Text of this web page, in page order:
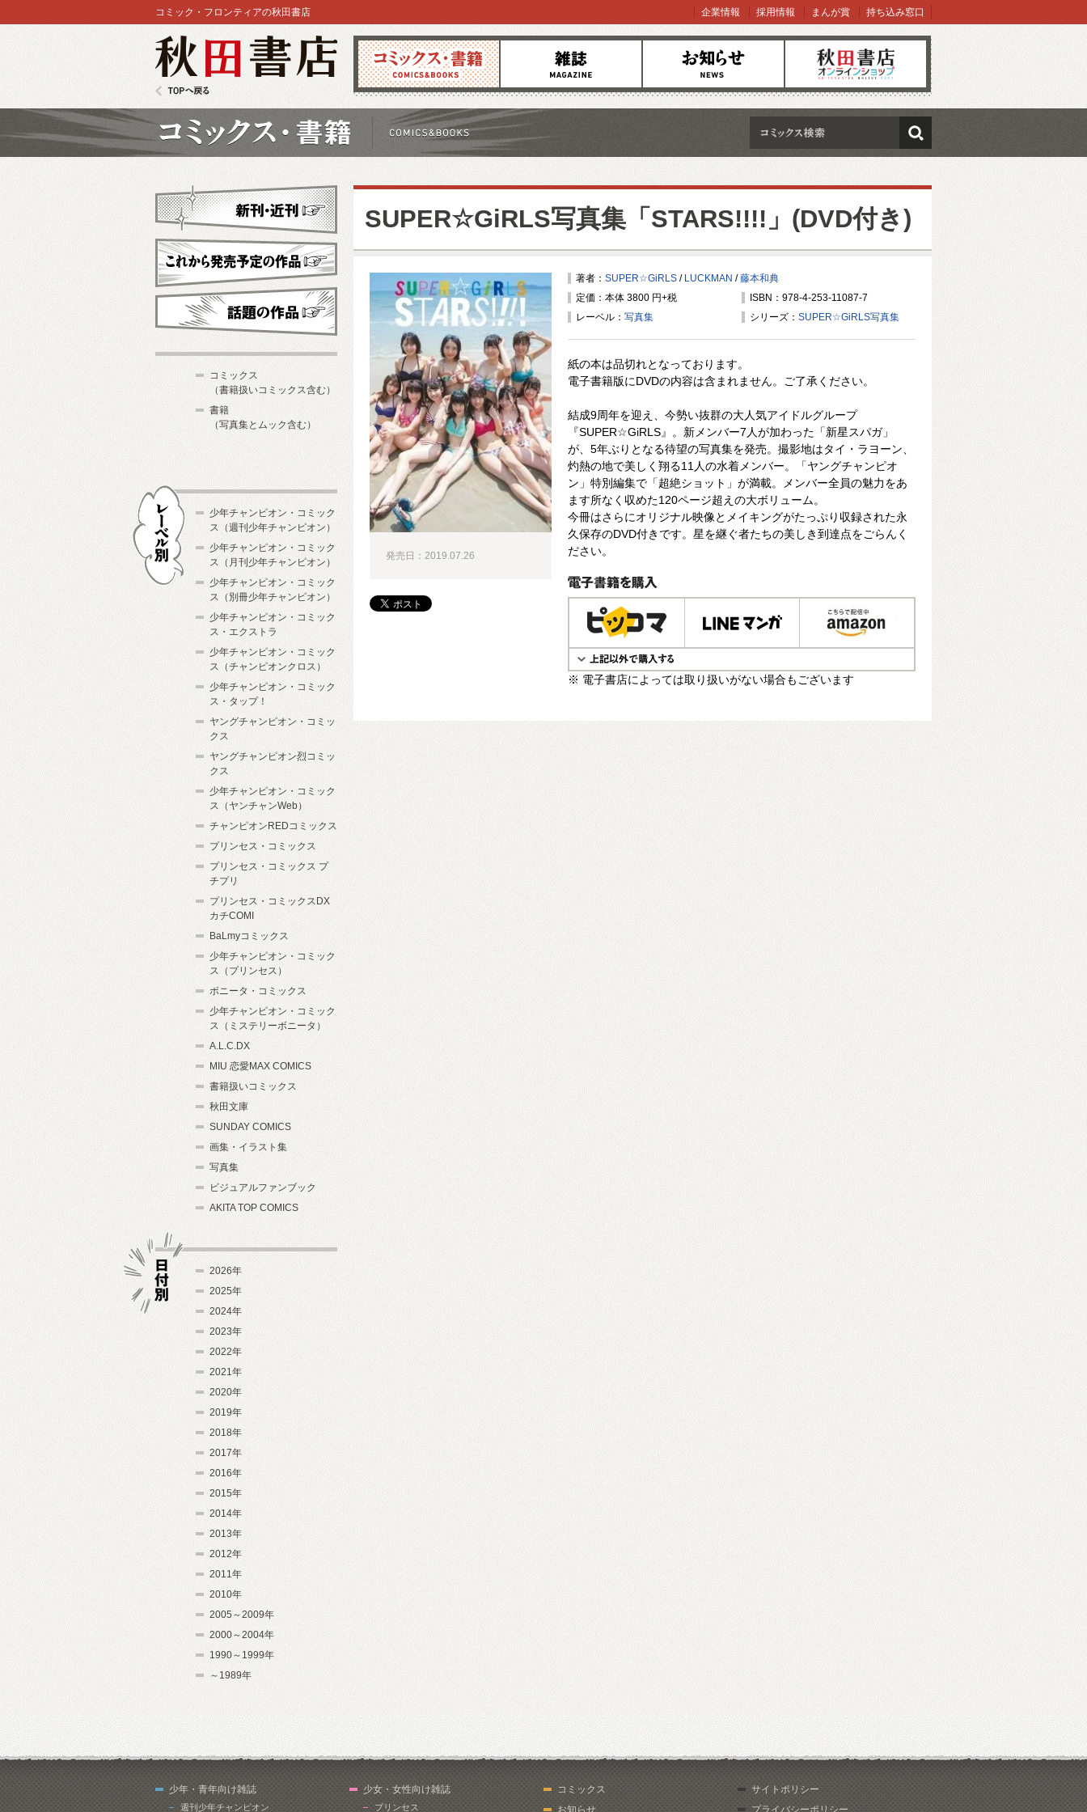
コミックス 雑誌 お知らせ オンラインショップ
コミック・フロンティアの秋田書店 企業情報 採用情報 まんが賞 持ち込み窓口
検索
SUPER☆GiRLS写真集「STARS!!!!」(DVD付き)
著者： SUPER☆GiRLS / LUCKMAN /藤本和典
定価：本体 3800 円+税
ISBN：978-4-253-11087-7
レーベル： 写真集 シリーズ： SUPER☆GiRLS写真集
紙の本は品切れとなっております。
電子書籍版にDVDの内容は含まれません。ご了承ください。
結成9周年を迎え、今勢い抜群の大人気アイドルグループ
『SUPER☆GiRLS』。新メンバー7人が加わった「新星スパガ」
が、5年ぶりとなる待望の写真集を発売。撮影地はタイ・ラヨーン、
灼熱の地で美しく翔る11人の水着メンバー。「ヤングチャンピオ
ン」特別編集で「超絶ショット」が満載。メンバー全員の魅力をあ
ます所なく収めた120ページ超えの大ボリューム。
今冊はさらにオリジナル映像とメイキングがたっぷり収録された永
久保存のDVD付きです。星を継ぐ者たちの美しき到達点をごらんく
ださい。
電子書籍で購入
※ 電子書店によっては取り扱いがない場合もございます
発売日：2019.07.26
新刊・近刊
これから発売予定
コミックス
（書籍扱いコミックス含む）
書籍
（写真集とムック含む）
少年チャンピオン・コミック
ス（週刊少年チャンピオン）
少年チャンピオン・コミック
ス（月刊少年チャンピオン）
少年チャンピオン・コミック
ス（別冊少年チャンピオン）
少年チャンピオン・コミック
ス・エクストラ
少年チャンピオン・コミック
ス（チャンピオンクロス）
少年チャンピオン・コミック
ス・タップ！
ヤングチャンピオン・コミッ
クス
ヤングチャンピオン烈コミッ
クス
少年チャンピオン・コミック
ス（ヤンチャンWeb）
チャンピオンREDコミックス
プリンセス・コミックス
プリンセス・コミックス プ
チプリ
プリンセス・コミックスDX
カチCOMI
BaLmyコミックス
少年チャンピオン・コミック
ス（プリンセス）
ボニータ・コミックス
少年チャンピオン・コミック
ス（ミステリーボニータ）
A.L.C.DX
MIU 恋愛MAX COMICS
書籍扱いコミックス
秋田文庫
SUNDAY COMICS
画集・イラスト集
写真集
ビジュアルファンブック
AKITA TOP COMICS
2026年
2025年
2024年
2023年
2022年
2021年
2020年
2019年
2018年
2017年
2016年
2015年
2014年
2013年
2012年
2011年
2010年
2005～2009年
2000～2004年
1990～1999年
～1989年
少年・青年向け雑誌
週刊少年チャンピオン
少女・女性向け雑誌
プリンセス
コミックス
お知らせ
サイトポリシー
プライバシーポリシー